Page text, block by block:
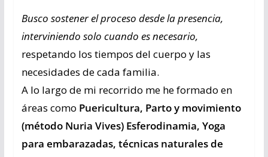
Busco sostener el proceso desde la presencia,
interviniendo solo cuando es necesario,
respetando los tiempos del cuerpo y las
necesidades de cada familia.
A lo largo de mi recorrido me he formado en
áreas como Puericultura, Parto y movimiento
(método Nuria Vives) Esferodinamia, Yoga
para embarazadas, técnicas naturales de